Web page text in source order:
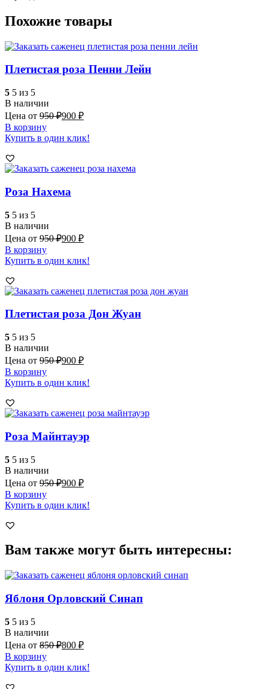
Похожие товары
Плетистая роза Пенни Лейн
5 5 из 5
В наличии
Цена от 950₽900 ₽
В корзину
Купить в один клик!
Роза Нахема
5 5 из 5
В наличии
Цена от 950₽900 ₽
В корзину
Купить в один клик!
Плетистая роза Дон Жуан
5 5 из 5
В наличии
Цена от 950₽900 ₽
В корзину
Купить в один клик!
Роза Майнтауэр
5 5 из 5
В наличии
Цена от 950₽900 ₽
В корзину
Купить в один клик!
Вам также могут быть интересны:
Яблоня Орловский Синап
5 5 из 5
В наличии
Цена от 850₽800 ₽
В корзину
Купить в один клик!